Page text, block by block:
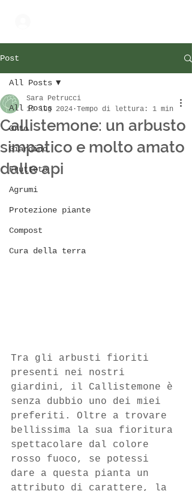
Post
All Posts
Orto
Giardino
Frutteto
Agrumi
Protezione piante
Compost
Cura della terra
All Posts
Callistemone: un arbusto
simpatico e molto amato
dalle api
Sara Petrucci
10 lug 2024 Tempo di lettura: 1 min
Tra gli arbusti fioriti
presenti nei nostri
giardini, il Callistemone è
senza dubbio uno dei miei
preferiti. Oltre a trovare
bellissima la sua fioritura
spettacolare dal colore
rosso fuoco, se potessi
dare a questa pianta un
attributo di carattere, la